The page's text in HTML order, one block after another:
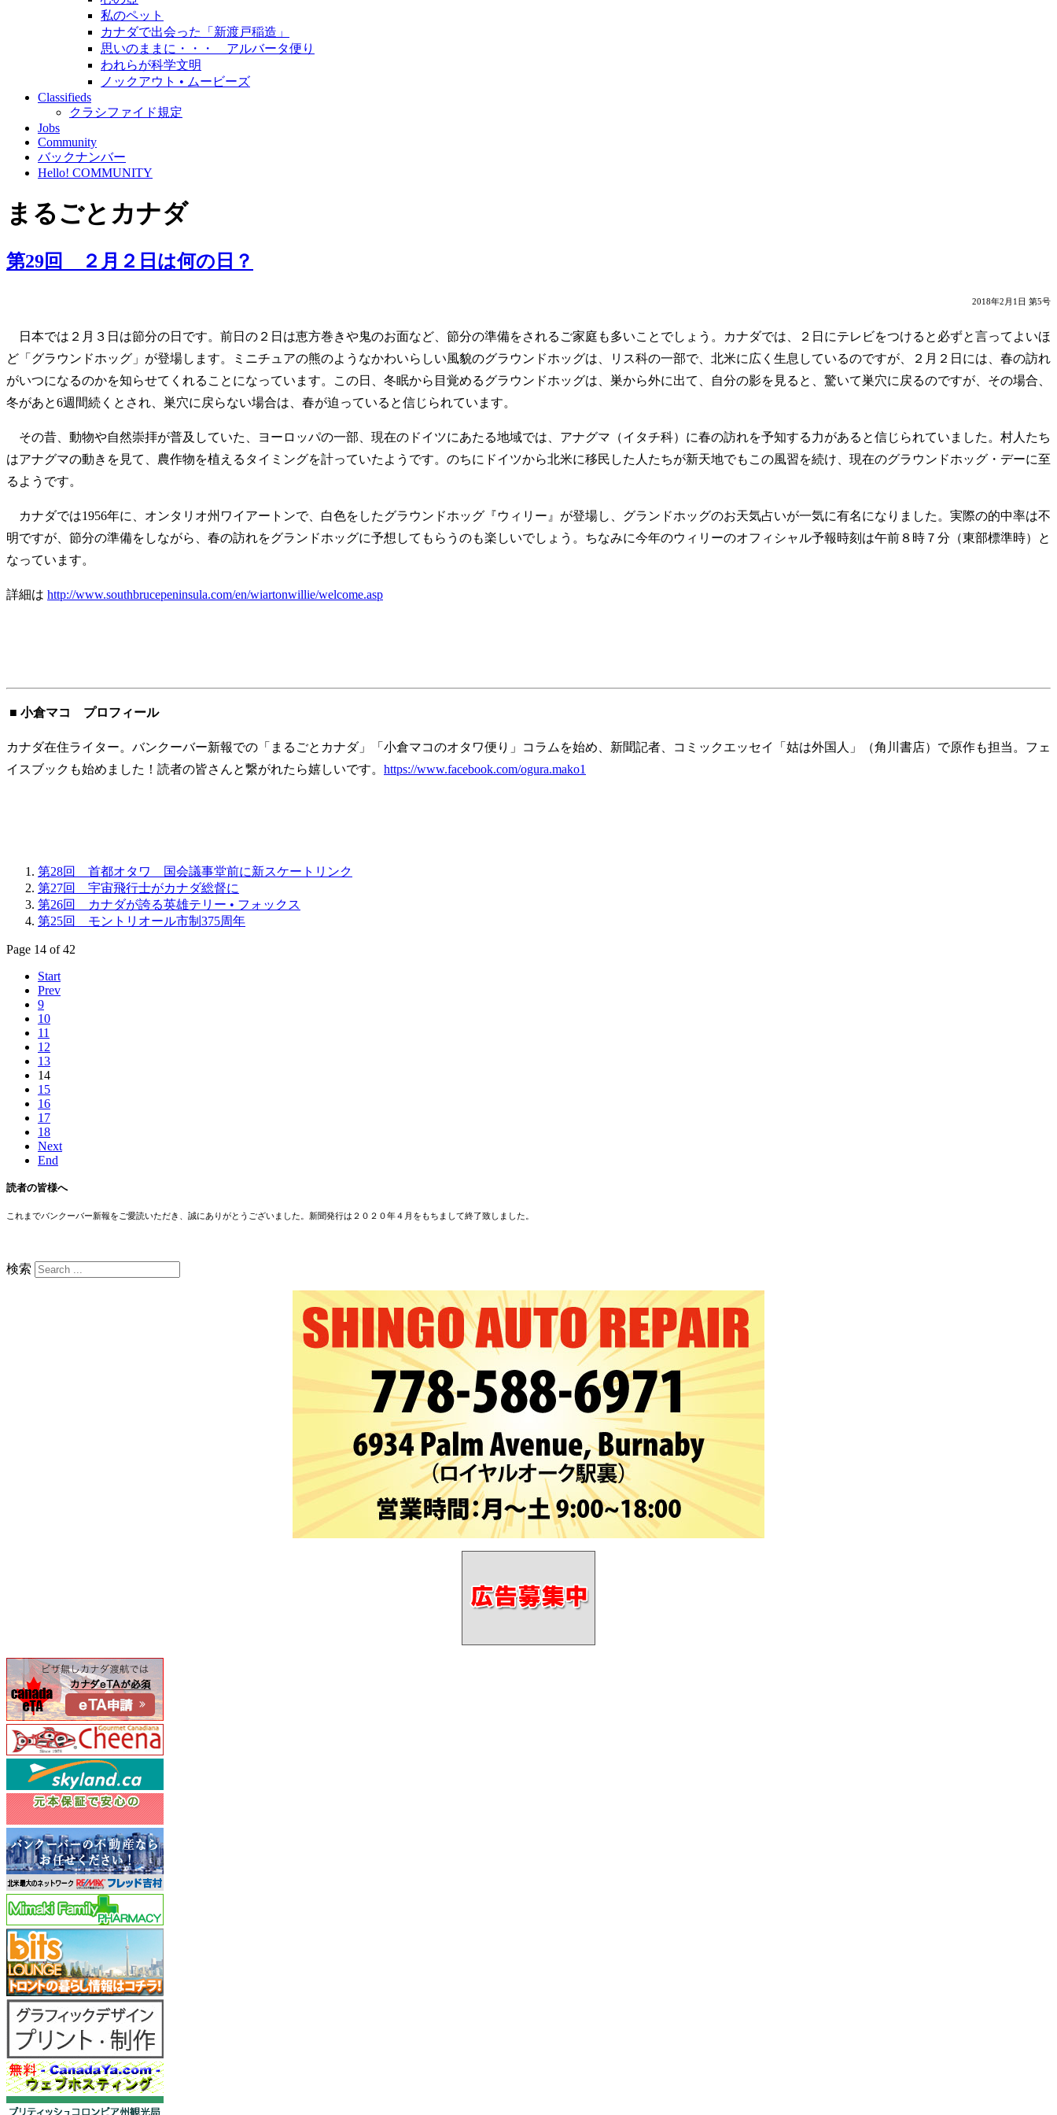
私のペット
カナダで出会った「新渡戸稲造」
思いのままに・・・ アルバータ便り
われらが科学文明
ノックアウト • ムービーズ
Classifieds
クラシファイド規定
Jobs
Community
バックナンバー
Hello! COMMUNITY
まるごとカナダ
第29回 ２月２日は何の日？
2018年2月1日 第5号
日本では２月３日は節分の日です。前日の２日は恵方巻きや鬼のお面など、節分の準備をされるご家庭も多いことでしょう。カナダでは、２日にテレビをつけると必ずと言ってよいほ
ど「グラウンドホッグ」が登場します。ミニチュアの熊のようなかわいらしい風貌のグラウンドホッグは、リス科の一部で、北米に広く生息しているのですが、２月２日には、春の訪れ
がいつになるのかを知らせてくれることになっています。この日、冬眠から目覚めるグラウンドホッグは、巣から外に出て、自分の影を見ると、驚いて巣穴に戻るのですが、その場合、
冬があと6週間続くとされ、巣穴に戻らない場合は、春が迫っていると信じられています。
その昔、動物や自然崇拝が普及していた、ヨーロッパの一部、現在のドイツにあたる地域では、アナグマ（イタチ科）に春の訪れを予知する力があると信じられていました。村人たち
はアナグマの動きを見て、農作物を植えるタイミングを計っていたようです。のちにドイツから北米に移民した人たちが新天地でもこの風習を続け、現在のグラウンドホッグ・デーに至
るようです。
カナダでは1956年に、オンタリオ州ワイアートンで、白色をしたグラウンドホッグ『ウィリー』が登場し、グランドホッグのお天気占いが一気に有名になりました。実際の的中率は不
明ですが、節分の準備をしながら、春の訪れをグランドホッグに予想してもらうのも楽しいでしょう。ちなみに今年のウィリーのオフィシャル予報時刻は午前８時７分（東部標準時）と
なっています。
詳細は http://www.southbrucepeninsula.com/en/wiartonwillie/welcome.asp
■ 小倉マコ プロフィール
カナダ在住ライター。バンクーバー新報での「まるごとカナダ」「小倉マコのオタワ便り」コラムを始め、新聞記者、コミックエッセイ「姑は外国人」（角川書店）で原作も担当。フェ
イスブックも始めました！読者の皆さんと繋がれたら嬉しいです。 https://www.facebook.com/ogura.mako1
第28回 首都オタワ 国会議事堂前に新スケートリンク
第27回 宇宙飛行士がカナダ総督に
第26回 カナダが誇る英雄テリー • フォックス
第25回 モントリオール市制375周年
Page 14 of 42
Start
Prev
9
10
11
12
13
14
15
16
17
18
Next
End
読者の皆様へ
これまでバンクーバー新報をご愛読いただき、誠にありがとうございました。新聞発行は２０２０年４月をもちまして終了致しました。
検索